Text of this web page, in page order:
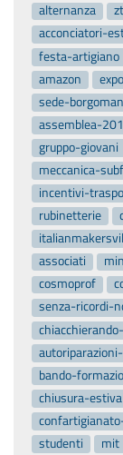
alternanza
acconciatori-
festa-artigiano
amazon
sede-
assemblea-
gruppo-giovani
meccanica-
incentivi-
rubinetterie
associati
cosmoprof
senza-ricordi-
bando-
chiusura-estiva
studenti
mit